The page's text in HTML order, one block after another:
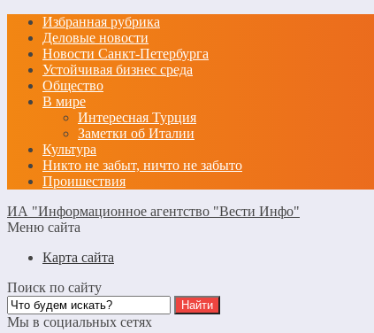
Избранная рубрика
Деловые новости
Новости Санкт-Петербурга
Устойчивая бизнес среда
Общество
В мире
Интересная Турция
Заметки об Италии
Культура
Никто не забыт, ничто не забыто
Проишествия
ИА "Информационное агентство "Вести Инфо"
Меню сайта
Карта сайта
Поиск по сайту
Мы в социальных сетях